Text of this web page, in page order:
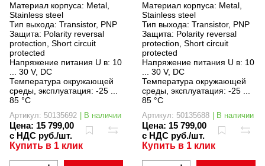
Материал корпуса: Metal,
Stainless steel
Тип выхода: Transistor, PNP
Защита: Polarity reversal
protection, Short circuit
protected
Напряжение питания U в: 10
... 30 V, DC
Температура окружающей
среды, эксплуатация: -25 ...
85 °C
Артикул: 50135692 | В наличии
Цена: 15 799,00
с НДС руб./шт.
Купить в 1 клик
Материал корпуса: Metal,
Stainless steel
Тип выхода: Transistor, PNP
Защита: Polarity reversal
protection, Short circuit
protected
Напряжение питания U в: 10
... 30 V, DC
Температура окружающей
среды, эксплуатация: -25 ...
85 °C
Артикул: 50135688 | В наличии
Цена: 15 799,00
с НДС руб./шт.
Купить в 1 клик